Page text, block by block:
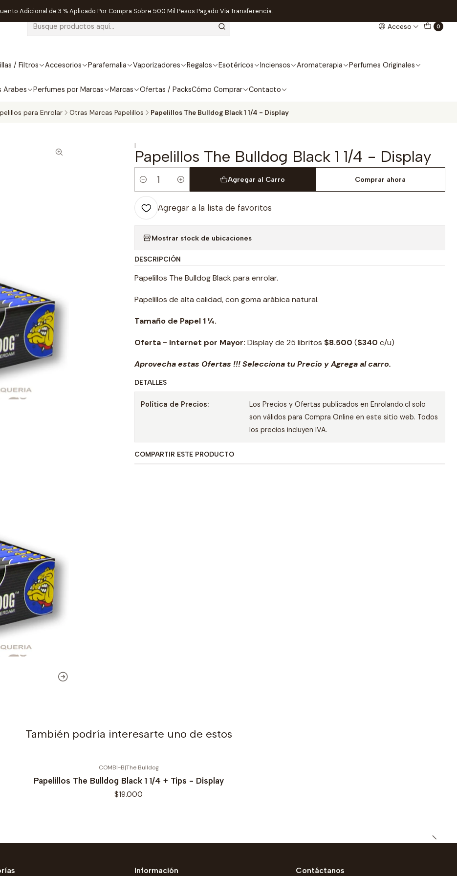
Acceso 0
/ Filtros Accesorios Parafernalia Vaporizadores Regalos Esotéricos Inciensos Aromaterapia Perfumes Originales
Arabes Perfumes por Marcas Marcas Ofertas / PacksCómo Comprar Contacto
Adicional de 3 % Aplicado Por Compra Sobre 500 Mil Pesos Pagado Via Transferencia.
para Enrolar Otras Marcas Papelillos Papelillos The Bulldog Black 1 1/4 - Display
|
Papelillos The Bulldog Black 1 1/4 - Display
Cantidad
Agregar al Carro Comprar ahora
Agregar a la lista de favoritos
Mostrar stock de ubicaciones
DESCRIPCIÓN
Papelillos The Bulldog Black para enrolar.
Papelillos de alta calidad, con goma arábica natural.
Tamaño de Papel 1 ¼.
Oferta - Internet por Mayor: Display de 25 libritos $8.500 ($340 c/u)
Aprovecha estas Ofertas !!! Selecciona tu Precio y Agrega al carro.
DETALLES
Política de Precios:
Los Precios y Ofertas publicados en Enrolando.cl solo
son válidos para Compra Online en este sitio web. Todos
los precios incluyen IVA.
COMPARTIR ESTE PRODUCTO
También podría interesarte uno de estos
COMBI-B|The Bulldog
Papelillos The Bulldog Black 1 1/4 + Tips - Display
$19.000
Información Contáctanos